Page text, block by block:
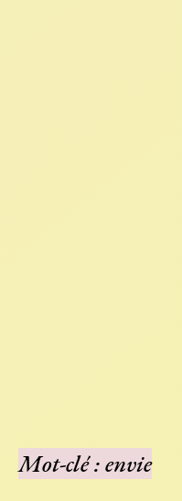
Mot-clé : envie